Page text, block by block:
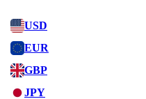
USD
EUR
GBP
JPY